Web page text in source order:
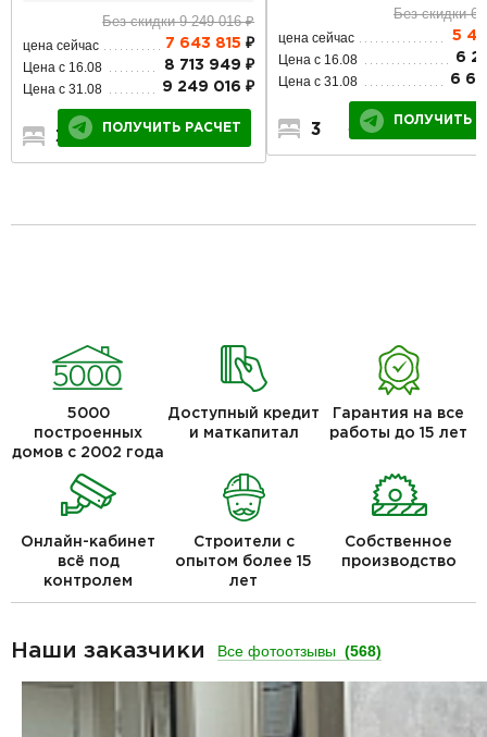
Без скидки 9 249 016 ₽
цена сейчас 7 643 815 ₽
Цена с 16.08 8 713 949 ₽
Цена с 31.08 9 249 016 ₽
3 2 1
ПОЛУЧИТЬ РАСЧЕТ
Без скидки 6
цена сейчас 5
Цена с 16.08 6
Цена с 31.08 6
3 1
ПОЛУЧИТЬ
5000
построенных
домов с 2002 года
Доступный кредит
и маткапитал
Гарантия на все
работы до 15 лет
Онлайн-кабинет
всё под
контролем
Строители с
опытом более 15
лет
Собственное
производство
Наши заказчики Все фотоотзывы (568)